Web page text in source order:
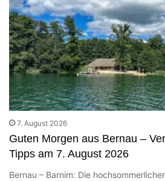
7. August 2026
Guten Morgen aus Bernau –
Tipps am 7. August 2026
Bernau – Barnim: Die